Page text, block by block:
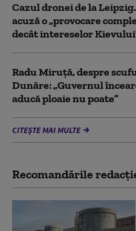
Cazul dronei de la
acuză o „provocare
decât intereselor
Radu Miruță, despre
Dunăre: „Guvernul
aducă ploaie nu poate”
CITEȘTE MAI MULTE
Recomandările